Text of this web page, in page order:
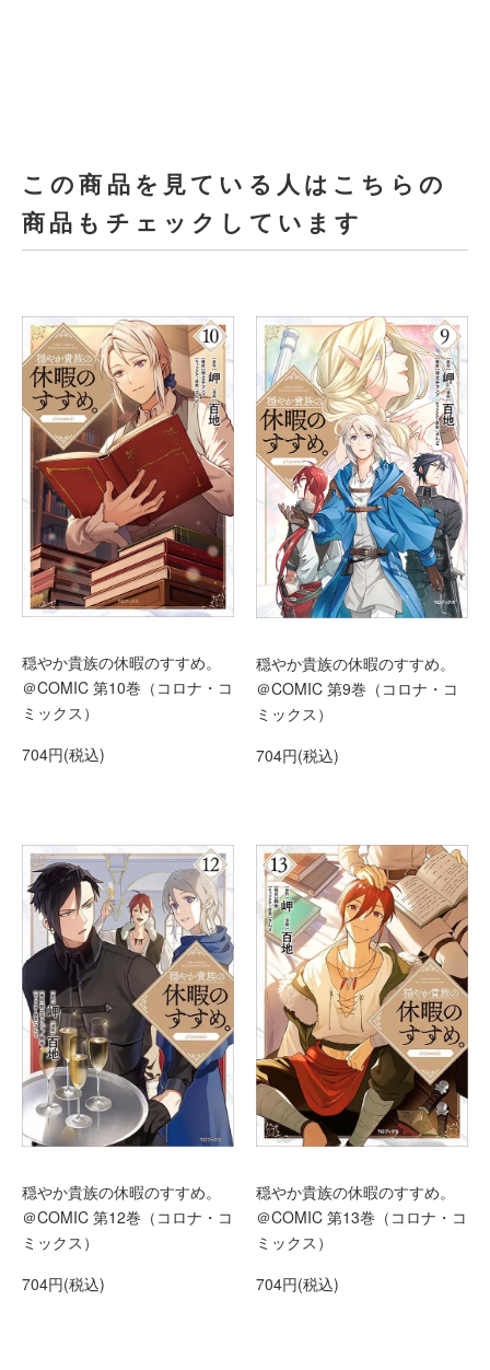
この商品を見ている人はこちらの
商品もチェックしています
穏やか貴族の休暇のすすめ。
＠COMIC 第10巻（コロナ・コ
ミックス）
704円(税込)
穏やか貴族の休暇のすすめ。
＠COMIC 第9巻（コロナ・コ
ミックス）
704円(税込)
穏やか貴族の休暇のすすめ。
＠COMIC 第12巻（コロナ・コ
ミックス）
704円(税込)
穏やか貴族の休暇のすすめ。
＠COMIC 第13巻（コロナ・コ
ミックス）
704円(税込)